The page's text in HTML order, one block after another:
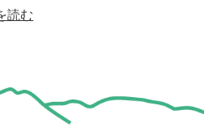
読む